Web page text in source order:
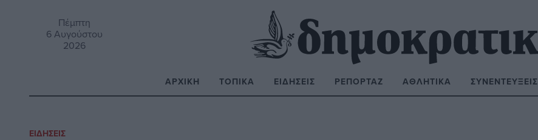
Πέμπτη
6 Αυγούστου
2026
ΑΡΧΙΚΉ ΤΟΠΙΚΆ ΕΙΔΉΣΕΙΣ ΡΕΠΟΡΤΆΖ ΑΘΛΗΤΙΚΆ ΣΥΝΕΝΤΕΎΞΕΙΣ
ΕΙΔΉΣΕΙΣ